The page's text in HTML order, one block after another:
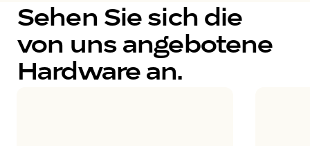
Sehen Sie sich die
von uns angebotene
Hardware an.